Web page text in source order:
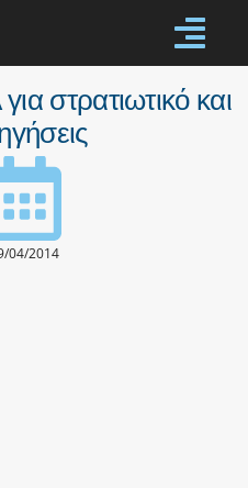
στρατιωτικό και
04/2014